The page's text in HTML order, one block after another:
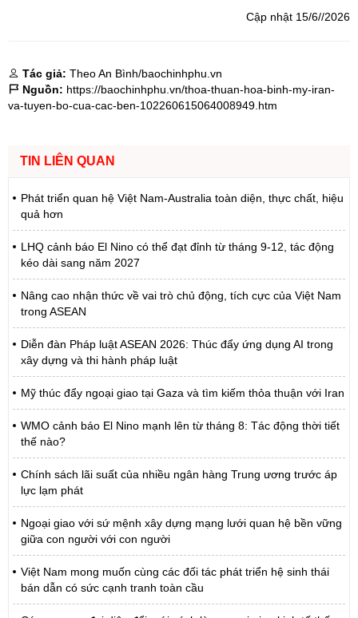
Cập nhật 15/6//2026
Tác giả: Theo An Bình/baochinhphu.vn
Nguồn: https://baochinhphu.vn/thoa-thuan-hoa-binh-my-iran-
va-tuyen-bo-cua-cac-ben-102260615064008949.htm
TIN LIÊN QUAN
Phát triển quan hệ Việt Nam-Australia toàn diện, thực chất, hiệu
quả hơn
LHQ cảnh báo El Nino có thể đạt đỉnh từ tháng 9-12, tác động
kéo dài sang năm 2027
Nâng cao nhận thức về vai trò chủ động, tích cực của Việt Nam
trong ASEAN
Diễn đàn Pháp luật ASEAN 2026: Thúc đẩy ứng dụng AI trong
xây dựng và thi hành pháp luật
Mỹ thúc đẩy ngoại giao tại Gaza và tìm kiếm thỏa thuận với Iran
WMO cảnh báo El Nino mạnh lên từ tháng 8: Tác động thời tiết
thế nào?
Chính sách lãi suất của nhiều ngân hàng Trung ương trước áp
lực lạm phát
Ngoại giao với sứ mệnh xây dựng mạng lưới quan hệ bền vững
giữa con người với con người
Việt Nam mong muốn cùng các đối tác phát triển hệ sinh thái
bán dẫn có sức cạnh tranh toàn cầu